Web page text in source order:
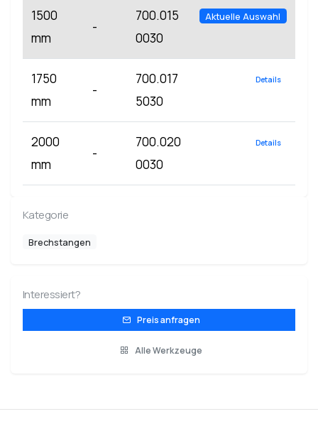
1500
mm
-
700.015
0030
Aktuelle Auswahl
1750
mm
-
700.017
5030
Details
2000
mm
-
700.020
0030
Details
Kategorie
Brechstangen
Interessiert?
Preis anfragen
Alle Werkzeuge